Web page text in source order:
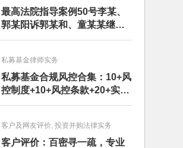
最高法院指导案例50号李某、
郭某阳诉郭某和、童某某继承
纠纷案
私募基金律师实务
私募基金合规风控合集：10+风
控制度+10+风控条款+20+实务
文章+每月动态
客户及网友评价, 投资并购法律实务
客户评价：百密寻一疏，专业